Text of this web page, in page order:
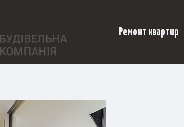
Ремонт квартир